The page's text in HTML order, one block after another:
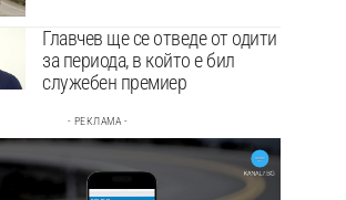
Главчев ще се отведе от одити
за периода, в който е бил
служебен премиер
- РЕКЛАМА -